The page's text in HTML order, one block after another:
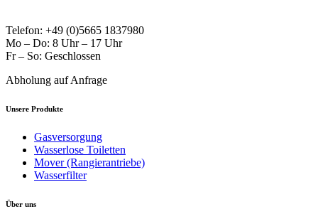
Telefon: +49 (0)5665 1837980
Mo – Do: 8 Uhr – 17 Uhr
Fr – So: Geschlossen
Abholung auf Anfrage
Unsere Produkte
Gasversorgung
Wasserlose Toiletten
Mover (Rangierantriebe)
Wasserfilter
Über uns